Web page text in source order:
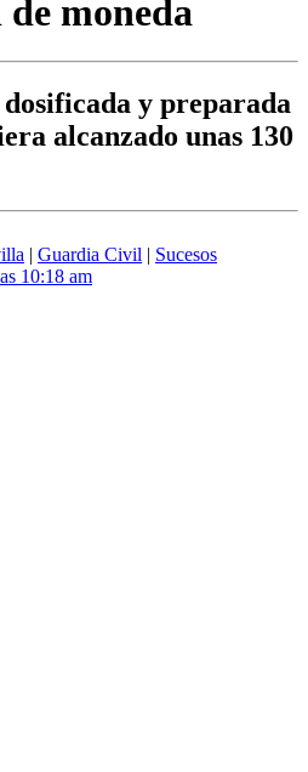
moneda
y preparada
alcanzado unas 130
| Guardia Civil | Sucesos
10:18 am